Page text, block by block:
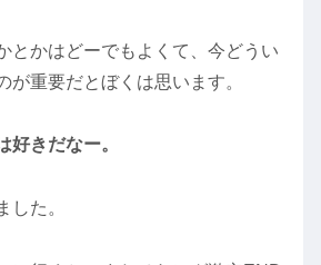
とかはどーでもよくて、今どうい
が重要だとぼくは思います。
好きだなー。
した。